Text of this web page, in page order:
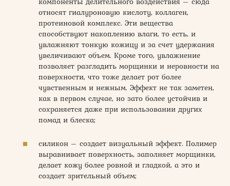
относят гиалуроновую кислоту, коллаген,
протеиновой комплекс. Эти вещества
способствуют накоплению влаги, то есть, и
увлажняют тонкую кожицу и за счет удержания
увеличивают объем. Кроме того, увлажнение
позволяет разгладить морщинки и неровности на
поверхности, что тоже делает рот более
чувственным и нежным. Эффект не так заметен,
как в первом случае, но зато более устойчив и
сохраняется даже при использовании других
помад и блеска;
силикон – создает визуальный эффект. Полимер
выравнивает поверхность, заполняет морщинки,
делает кожу более ровной и гладкой, а это и
создает зрительный объем;